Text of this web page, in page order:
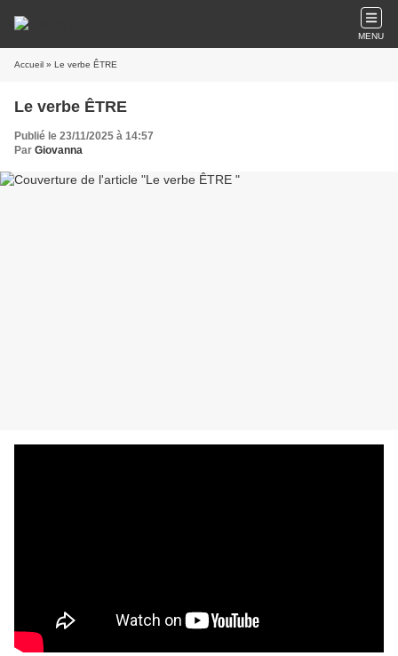
MENU
Accueil » Le verbe ÊTRE
Le verbe ÊTRE
Publié le 23/11/2025 à 14:57
Par Giovanna